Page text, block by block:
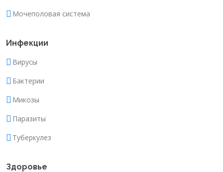
Мочеполовая система
Инфекции
Вирусы
Бактерии
Микозы
Паразиты
Туберкулез
Здоровье